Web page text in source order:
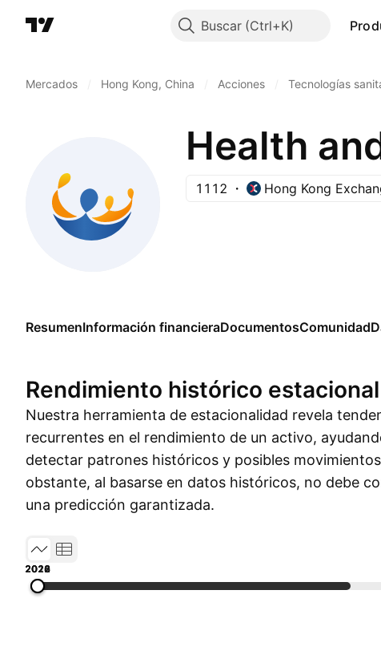
Buscar
Mercados Hong Kong, China Acciones Tecnologías
1112 Hong Kong
ResumenInformación financieraDocumentosComunidad
Rendimiento histórico estacional
Nuestra herramienta de estacionalidad revela
recurrentes en el rendimiento de un activo,
detectar patrones históricos y posibles
obstante, al basarse en datos históricos, no debe
una predicción garantizada.
2010
2014
2018
2022
2026